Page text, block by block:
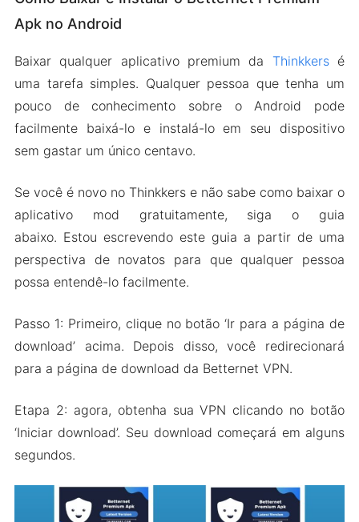
Apk no Android
Baixar qualquer aplicativo premium da Thinkkersé
uma tarefa simples. Qualquer pessoa que tenha um
pouco de conhecimento sobre o Android pode
facilmente baixá-lo e instalá-lo em seu dispositivo
sem gastar um único centavo.
Se você é novo no Thinkkers e não sabe como baixar o
aplicativo mod gratuitamente, siga o guia
abaixo. Estou escrevendo este guia a partir de uma
perspectiva de novatos para que qualquer pessoa
possa entendê-lo facilmente.
Passo 1: Primeiro, clique no botão ‘Ir para a página de
download’ acima. Depois disso, você redirecionará
para a página de download da Betternet VPN.
Etapa 2: agora, obtenha sua VPN clicando no botão
‘Iniciar download’. Seu download começará em alguns
segundos.